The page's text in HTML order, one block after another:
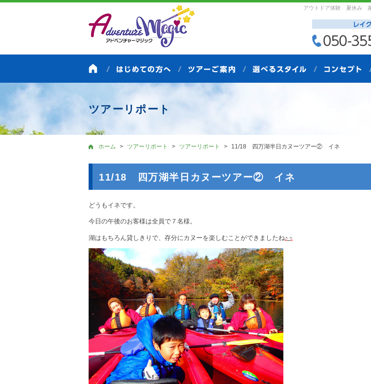
アウトドア体験 夏休み
ツアーリポート
ホーム ツアーリポート ツアーリポート 11/18 四万湖半日カヌーツアー② イネ
11/18 四万湖半日カヌーツアー② イネ
どうもイネです。
今日の午後のお客様は全員で７名様。
湖はもちろん貸しきりで、存分にカヌーを楽しむことができましたね